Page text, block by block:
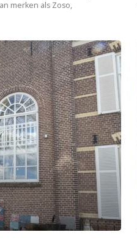
merken als Zoso,